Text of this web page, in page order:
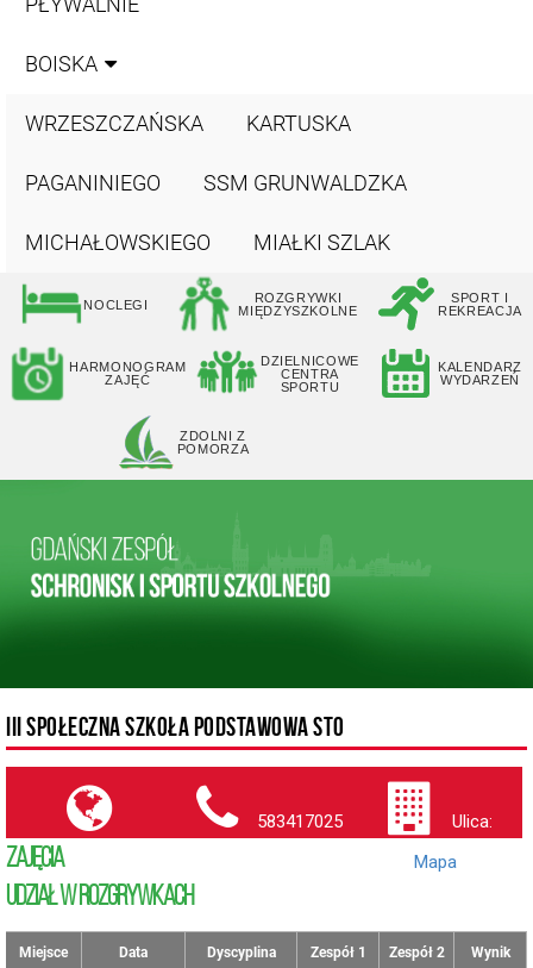
BOISKA
WRZESZCZAŃSKA KARTUSKA
PAGANINIEGO SSM GRUNWALDZKA
MICHAŁOWSKIEGO MIAŁKI SZLAK
NOCLEGI
ROZGRYWKI
MIĘDZYSZKOLNE
SPORT I
REKREACJA
HARMONOGRAM
ZAJĘĆ
DZIELNICOWE
CENTRA
SPORTU
KALENDARZ
WYDARZEŃ
ZDOLNI Z
POMORZA
III SPOŁECZNA SZKOŁA PODSTAWOWA STO
583417025
Ulica:
(Mapa
ZAJĘCIA
UDZIAŁ W ROZGRYWKACH
Miejsce Data Dyscyplina Zespół 1 Zespół 2 Wynik